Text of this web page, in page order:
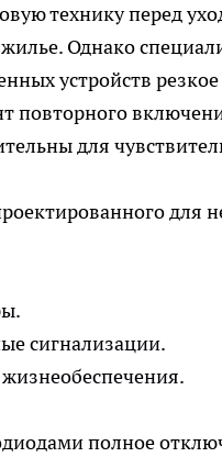
технику перед
Однако
устройств
для
для
сигнализации.
полное